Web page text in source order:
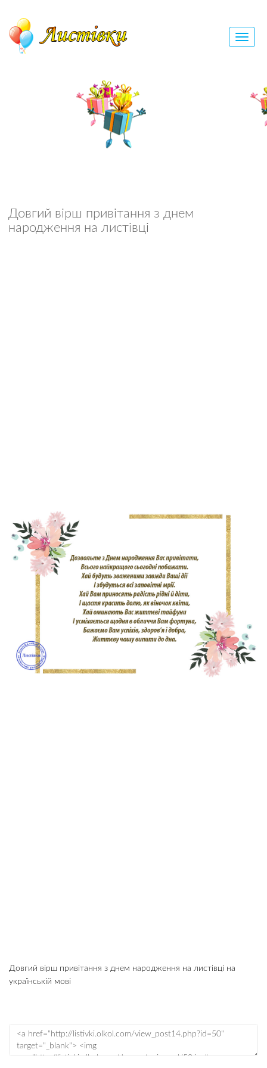
Довгий вірш привітання з днем
народження на листівці
Довгий вірш привітання з днем народження на листівці на
українській мові